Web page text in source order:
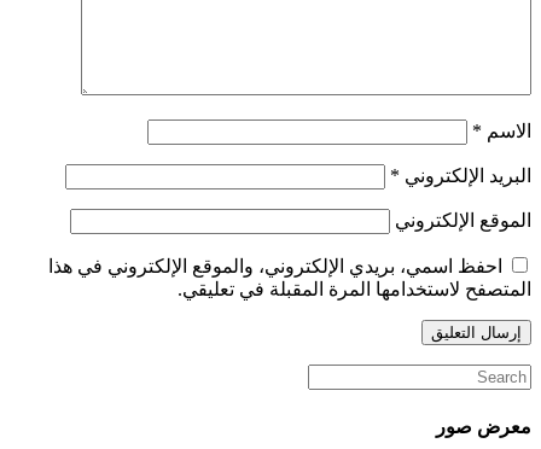
الاسم *
البريد الإلكتروني *
الموقع الإلكتروني
احفظ اسمي، بريدي الإلكتروني، والموقع الإلكتروني في هذا
المتصفح لاستخدامها المرة المقبلة في تعليقي.
معرض صور